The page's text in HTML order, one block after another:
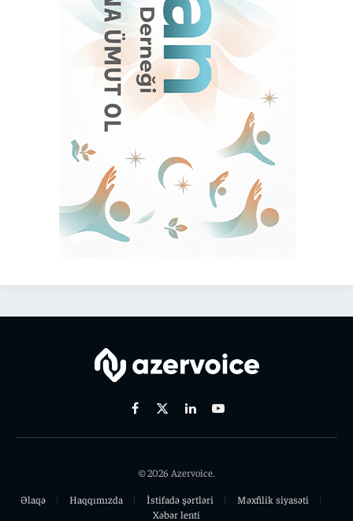
Facebook
X
LinkedinYoutube
© 2026 Azervoice.
Əlaqə
Haqqımızda İstifadə şərtləri
Məxfilik siyasəti
Xəbər lenti